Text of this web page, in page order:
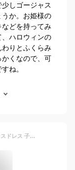
しゴージャス
か。お姫様の
などを持ってみ
ハロウィンの
りとふくらみ
くなので、可
ね。
【SALE延長】送料無料 子供ドレス プリンセスドレス 子供 クリスマス プレゼント コスプレ仮装 キッズ ドレス 女の子 定番プリンセスの衣装 子供 ワンピース ハロウィン お姫様 ドレス 90 100 110 120 130 140cm